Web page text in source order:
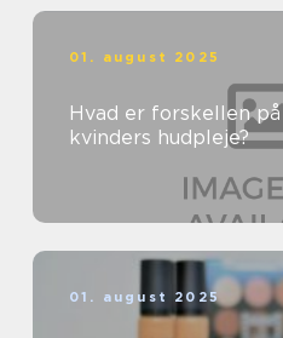
01. august 2025
Hvad er forskellen
kvinders hudpleje?
01. august 2025